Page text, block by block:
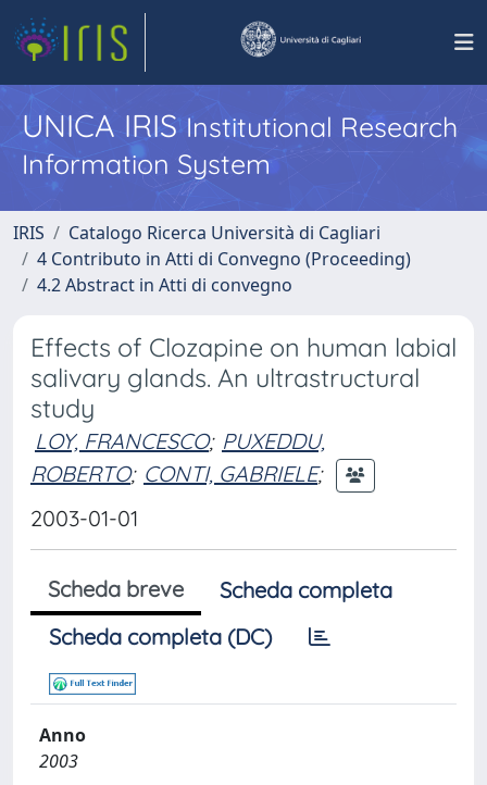
UNICA IRISInstitutional Research
Information System
IRIS
Catalogo Ricerca Università di Cagliari
4 Contributo in Atti di Convegno (Proceeding)
4.2 Abstract in Atti di convegno
Effects of Clozapine on human labial
salivary glands. An ultrastructural
study
LOY, FRANCESCO; PUXEDDU,
ROBERTO; CONTI, GABRIELE;
2003-01-01
Scheda breve
Scheda completa
Scheda completa (DC)
Anno
2003